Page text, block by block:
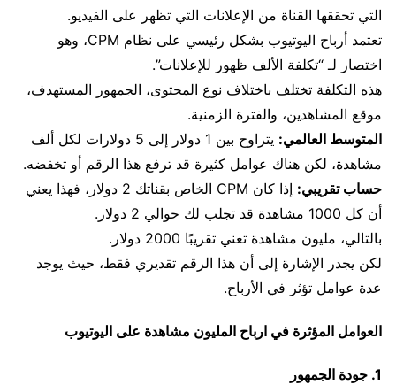
التي تحققها القناة من الإعلانات التي تظهر على الفيديو.
تعتمد أرباح اليوتيوب بشكل رئيسي على نظام CPM، وهو
اختصار لـ “تكلفة الألف ظهور للإعلانات”.
هذه التكلفة تختلف باختلاف نوع المحتوى، الجمهور المستهدف،
موقع المشاهدين، والفترة الزمنية.
المتوسط العالمي:
يتراوح بين 1 دولار إلى 5 دولارات لكل ألف
مشاهدة، لكن هناك عوامل كثيرة قد ترفع هذا الرقم أو تخفضه.
حساب تقريبي:
إذا كان CPM الخاص بقناتك 2 دولار، فهذا يعني
أن كل 1000 مشاهدة قد تجلب لك حوالي 2 دولار.
بالتالي، مليون مشاهدة تعني تقريبًا 2000 دولار.
لكن يجدر الإشارة إلى أن هذا الرقم تقديري فقط، حيث يوجد
عدة عوامل تؤثر في الأرباح.
العوامل المؤثرة في ارباح المليون مشاهدة على اليوتيوب
1. جودة الجمهور